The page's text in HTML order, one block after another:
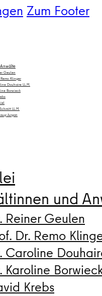
Zum Footer
Geulen
Remo Klinger
Douhaire LL.M.
Borwieck
LL.M.
Jurgan
und
Reiner Geulen
Dr. Remo
Caroline
Karoline
Krebs